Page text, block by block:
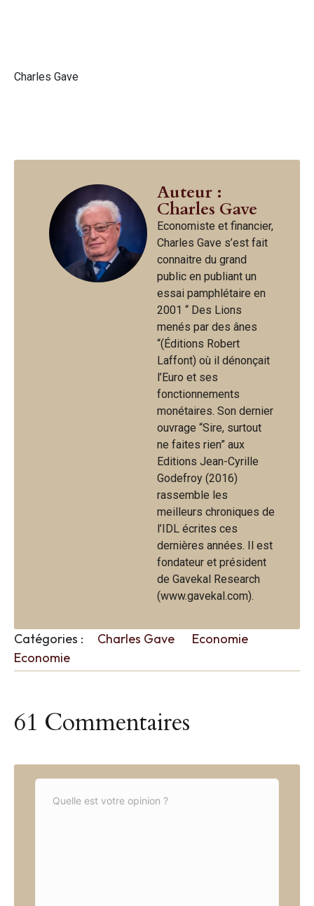
Charles Gave
Auteur :
Charles Gave
Economiste et financier,
Charles Gave s’est fait
connaitre du grand
public en publiant un
essai pamphlétaire en
2001 “ Des Lions
menés par des ânes
“(Éditions Robert
Laffont) où il dénonçait
l’Euro et ses
fonctionnements
monétaires. Son dernier
ouvrage “Sire, surtout
ne faites rien” aux
Editions Jean-Cyrille
Godefroy (2016)
rassemble les
meilleurs chroniques de
l’IDL écrites ces
dernières années. Il est
fondateur et président
de Gavekal Research
(www.gavekal.com).
Catégories : Charles Gave
Economie
Economie
61 Commentaires
C